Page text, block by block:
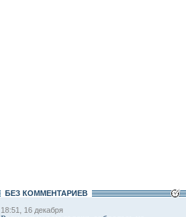
БЕЗ КОМMЕНТАРИЕВ
18:51, 16 декабря